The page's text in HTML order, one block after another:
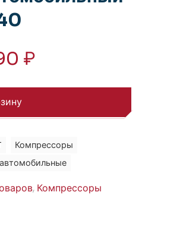
₽
, Компрессоры
Компрессоры